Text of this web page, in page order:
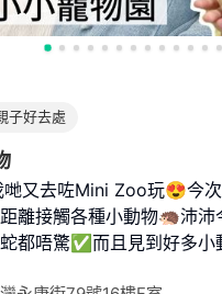
子好去處
哋又去咗Mini Zoo玩😍今
離接觸各種小動物🦔沛沛
都唔驚✅而且見到好多